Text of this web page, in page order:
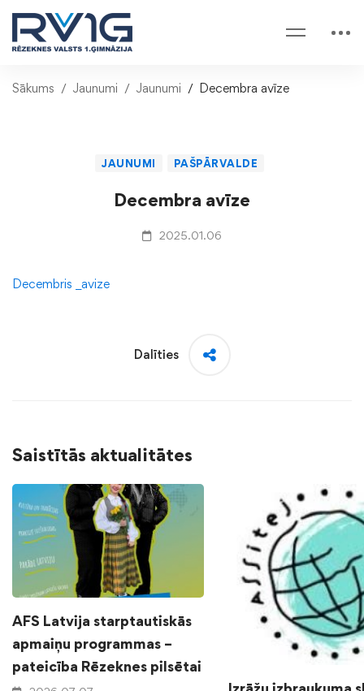
Sākums Jaunumi Jaunumi Decembra avīze
JAUNUMI PAŠPĀRVALDE
Decembra avīze
2025.01.06
Decembris _avize
Dalīties
Saistītās aktualitātes
AFS Latvija starptautiskās
apmaiņu programmas –
pateicība Rēzeknes pilsētai